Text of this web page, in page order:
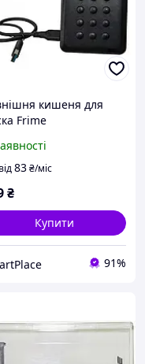
кишеня для
Frime
від83₴/міс
₴
Купити
91%